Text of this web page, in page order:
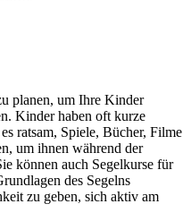
planen, um Ihre Kinder
Kinder haben oft kurze
ratsam, Spiele, Bücher, Filme
um ihnen während der
können auch Segelkurse für
des Segelns
zu geben, sich aktiv am